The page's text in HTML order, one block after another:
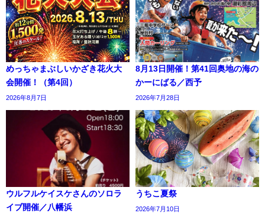
めっちゃまぶしいかざき花火大
会開催！（第4回）
2026年8月7日
8月13日開催！第41回奥地の海の
かーにばる／西予
2026年7月28日
ウルフルケイスケさんのソロラ
イブ開催／八幡浜
うちこ夏祭
2026年7月10日